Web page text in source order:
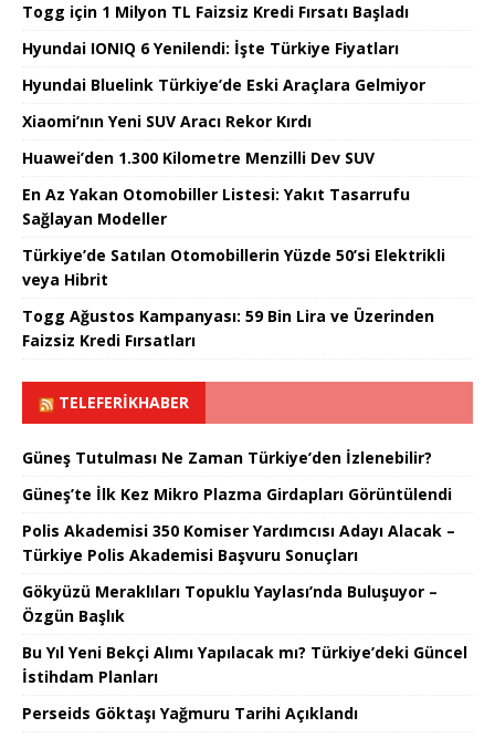
Togg için 1 Milyon TL Faizsiz Kredi Fırsatı Başladı
Hyundai IONIQ 6 Yenilendi: İşte Türkiye Fiyatları
Hyundai Bluelink Türkiye’de Eski Araçlara Gelmiyor
Xiaomi’nın Yeni SUV Aracı Rekor Kırdı
Huawei’den 1.300 Kilometre Menzilli Dev SUV
En Az Yakan Otomobiller Listesi: Yakıt Tasarrufu
Sağlayan Modeller
Türkiye’de Satılan Otomobillerin Yüzde 50’si Elektrikli
veya Hibrit
Togg Ağustos Kampanyası: 59 Bin Lira ve Üzerinden
Faizsiz Kredi Fırsatları
TELEFERIKHABER
Güneş Tutulması Ne Zaman Türkiye’den İzlenebilir?
Güneş’te İlk Kez Mikro Plazma Girdapları Görüntülendi
Polis Akademisi 350 Komiser Yardımcısı Adayı Alacak –
Türkiye Polis Akademisi Başvuru Sonuçları
Gökyüzü Meraklıları Topuklu Yaylası’nda Buluşuyor –
Özgün Başlık
Bu Yıl Yeni Bekçi Alımı Yapılacak mı? Türkiye’deki Güncel
İstihdam Planları
Perseids Göktaşı Yağmuru Tarihi Açıklandı